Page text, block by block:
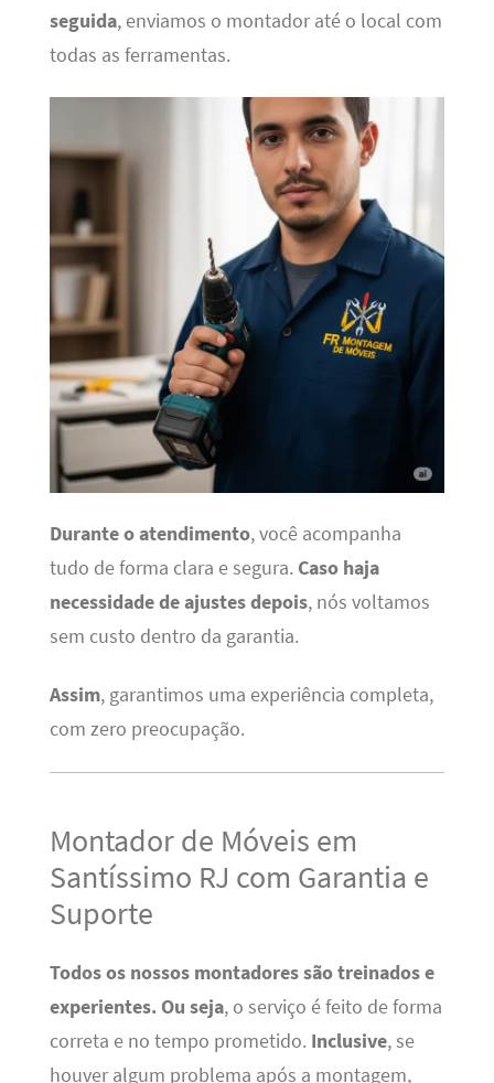
seguida, enviamos o montador até o local com
todas as ferramentas.
Durante o atendimento, você acompanha
tudo de forma clara e segura. Caso haja
necessidade de ajustes depois, nós voltamos
sem custo dentro da garantia.
Assim, garantimos uma experiência completa,
com zero preocupação.
Montador de Móveis em
Santíssimo RJ com Garantia e
Suporte
Todos os nossos montadores são treinados e
experientes. Ou seja, o serviço é feito de forma
correta e no tempo prometido. Inclusive, se
houver algum problema após a montagem,